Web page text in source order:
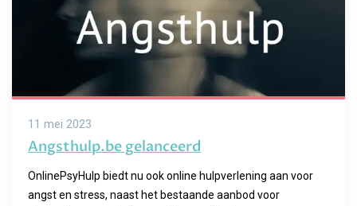
11 mei 2023
Angsthulp.be gelanceerd
OnlinePsyHulp biedt nu ook online hulpverlening aan voor
angst en stress, naast het bestaande aanbod voor